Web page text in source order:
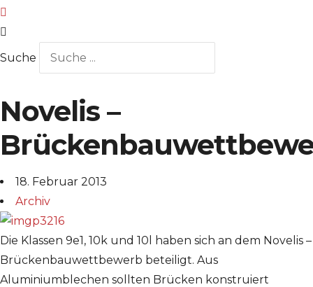
Suche
Novelis –
18. Februar 2013
Archiv
Die Klassen 9e1, 10k und 10l haben sich an dem Novelis –
Brückenbauwettbewerb beteiligt. Aus
Aluminiumblechen sollten Brücken konstruiert